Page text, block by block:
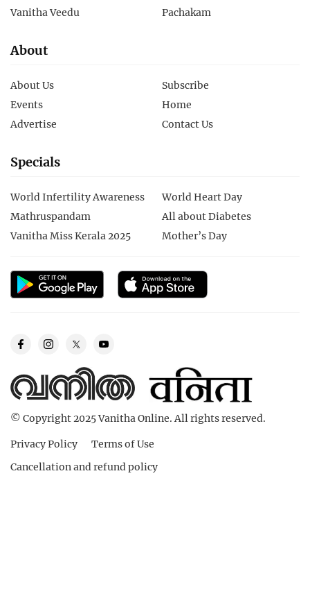
Vanitha Veedu
Pachakam
About
About Us
Subscribe
Events
Home
Advertise
Contact Us
Specials
World Infertility Awareness
World Heart Day
Mathruspandam
All about Diabetes
Vanitha Miss Kerala 2025
Mother’s Day
© Copyright 2025 Vanitha Online. All rights reserved.
Privacy Policy
Terms of Use
Cancellation and refund policy